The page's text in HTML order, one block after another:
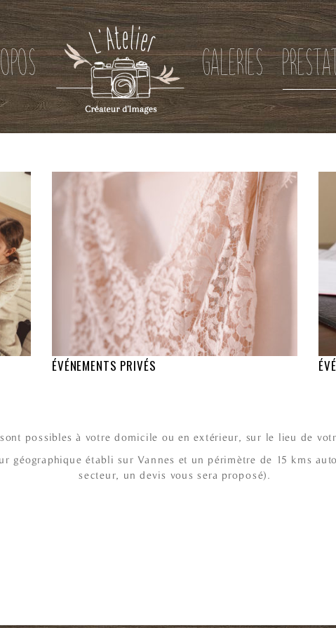
GALERIES
ÉVÉNEMENTS PRIVÉS
possibles à votre domicile ou en extérieur, sur le lieu de
géographique établi sur Vannes et un périmètre de 15 kms
secteur, un devis vous sera proposé).